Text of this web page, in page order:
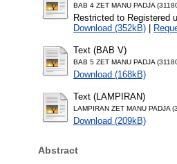
BAB 4 ZET MANU PADJA
Restricted to Registered
Download (352kB) |
Text (BAB V)
BAB 5 ZET MANU PADJA
Download (168kB)
Text (LAMPIRAN)
LAMPIRAN ZET MANU PADJA
Download (209kB)
Abstract